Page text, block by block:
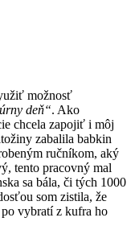
možnosť
deň“. Ako
chcela zapojiť i môj
zabalila babkin
ručníkom, aký
tento pracovný mal
sa bála, či tých 1000
som zistila, že
vybratí z kufra ho